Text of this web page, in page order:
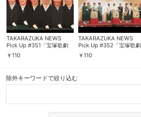
TAKARAZUKA NEWS
Pick Up #351「宝塚歌劇
100周年記念口上」～2014
年1月より～
￥110
TAKARAZUKA NEWS
Pick Up #352「宝塚歌劇
団「拝賀式」／宝塚大劇場
2014年新春鏡開き」～
￥110
除外キーワードで絞り込む